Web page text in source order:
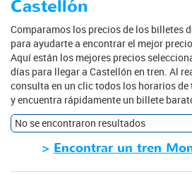
Castellón
Comparamos los precios de los billetes
para ayudarte a encontrar el mejor
Aquí están los mejores precios
días para llegar a Castellón en tren. Al
consulta en un clic todos los horarios
y encuentra rápidamente un billete
No se encontraron resultados
> Encontrar un tren